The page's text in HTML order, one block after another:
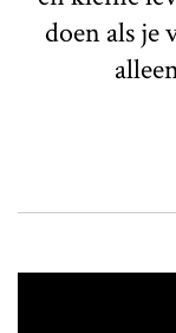
doen als je